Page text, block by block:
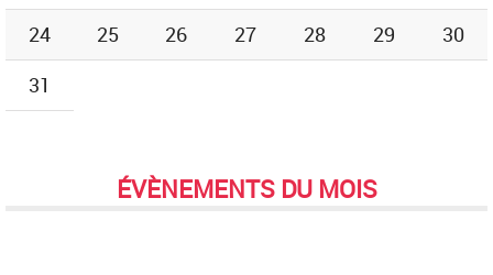
24
25 26 27 28 29
30
31
ÉVÈNEMENTS DU MOIS